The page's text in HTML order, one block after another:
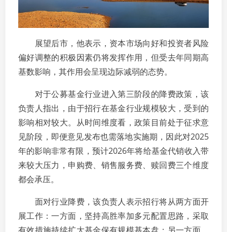
展望后市，他表示，资本市场向好和投资者风险
偏好调整的积极因素仍将发挥作用，但受去年同期高
基数影响，其作用会呈现边际减弱的态势。
对于公募基金行业进入第三阶段的降费政策，该
负责人指出，由于招行在基金行业规模较大，受到的
影响相对较大。从时间维度看，政策目前处于征求意
见阶段，即便意见发布也需落地实施期，因此对2025
年的影响非常有限，预计2026年将给基金代销收入带
来较大压力，申购费、销售服务费、赎回费三个维度
都会承压。
面对行业降费，该负责人表示招行将从两方面开
展工作：一方面，坚持高胜率加多元配置思路，采取